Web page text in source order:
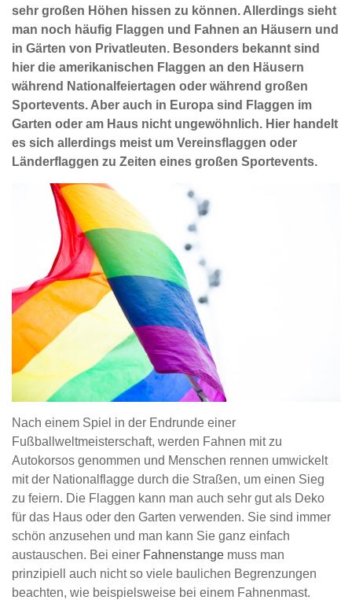
sehr großen Höhen hissen zu können. Allerdings sieht
man noch häufig Flaggen und Fahnen an Häusern und
in Gärten von Privatleuten. Besonders bekannt sind
hier die amerikanischen Flaggen an den Häusern
während Nationalfeiertagen oder während großen
Sportevents. Aber auch in Europa sind Flaggen im
Garten oder am Haus nicht ungewöhnlich. Hier handelt
es sich allerdings meist um Vereinsflaggen oder
Länderflaggen zu Zeiten eines großen Sportevents.
Nach einem Spiel in der Endrunde einer
Fußballweltmeisterschaft, werden Fahnen mit zu
Autokorsos genommen und Menschen rennen umwickelt
mit der Nationalflagge durch die Straßen, um einen Sieg
zu feiern. Die Flaggen kann man auch sehr gut als Deko
für das Haus oder den Garten verwenden. Sie sind immer
schön anzusehen und man kann Sie ganz einfach
austauschen. Bei einer Fahnenstange muss man
prinzipiell auch nicht so viele baulichen Begrenzungen
beachten, wie beispielsweise bei einem Fahnenmast.